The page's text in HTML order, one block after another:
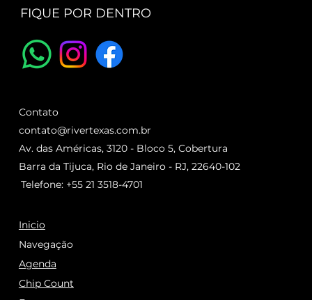
FIQUE POR DENTRO
Inicio
Agenda
Chip Count
Navegação
Contato
contato@rivertexas.com.br
Telefone: +55 21 3518-4701
Av. das Américas, 3120 - Bloco 5, Cobertura
Barra da Tijuca, Rio de Janeiro - RJ, 22640-102